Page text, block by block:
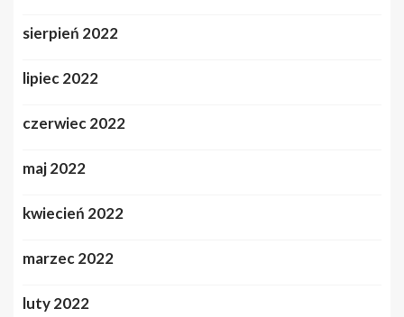
sierpień 2022
lipiec 2022
czerwiec 2022
maj 2022
kwiecień 2022
marzec 2022
luty 2022